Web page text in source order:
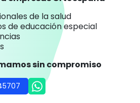
de la salud
de educación especial
sin compromiso